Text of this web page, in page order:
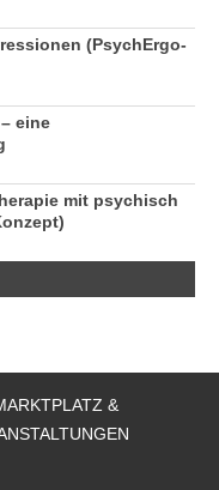
(PsychErgo-
eine
mit psychisch
&